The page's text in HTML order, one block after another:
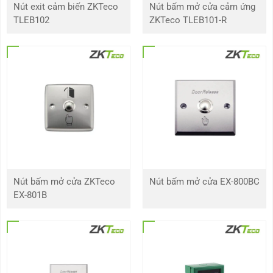
Nút thoát exit ZKTeco bằng nhựa
Nút nhấn cảm ứng
độ bền cao.
Nút exit cảm biến ZKTeco
TLEB102
Nút bấm mở cửa cảm ứng
ZKTeco TLEB101-R
Nút bấm mở cửa ZKTeco
EX-801B
Nút bấm mở cửa EX-800BC